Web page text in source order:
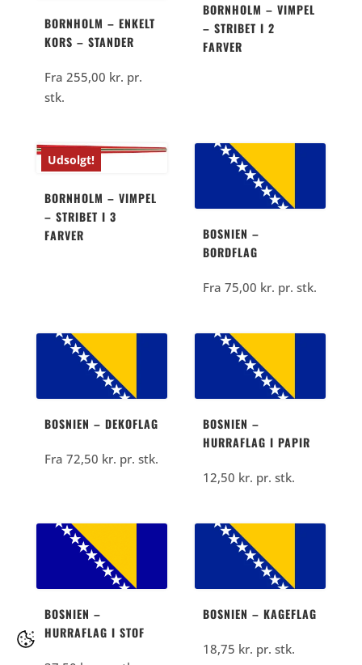
BORNHOLM – ENKELT
KORS – STANDER
Fra 255,00 kr. pr.
stk.
BORNHOLM – VIMPEL
– STRIBET I 2
FARVER
Udsolgt!
BORNHOLM – VIMPEL
– STRIBET I 3
FARVER
BOSNIEN –
BORDFLAG
Fra75,00 kr. pr. stk.
BOSNIEN – DEKOFLAG
Fra 72,50 kr. pr. stk.
BOSNIEN –
HURRAFLAG I PAPIR
12,50 kr. pr. stk.
BOSNIEN –
HURRAFLAG I STOF
BOSNIEN – KAGEFLAG
18,75 kr. pr. stk.